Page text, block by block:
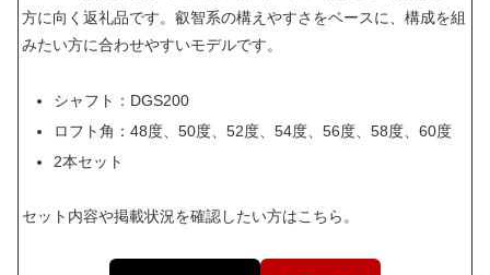
方に向く返礼品です。叡智系の構えやすさをベースに、構成を組
みたい方に合わせやすいモデルです。
シャフト：DGS200
ロフト角：48度、50度、52度、54度、56度、58度、60度
2本セット
セット内容や掲載状況を確認したい方はこちら。